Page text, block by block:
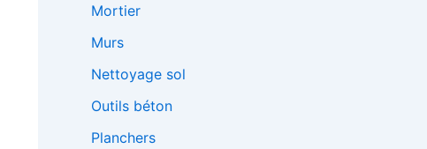
Mortier
Murs
Nettoyage sol
Outils béton
Planchers